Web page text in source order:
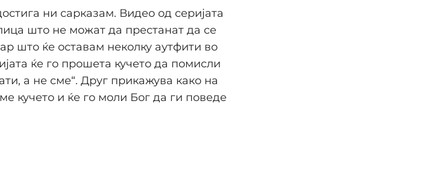
ни сарказам. Видео од серијата
што не можат да престанат да се
што ќе оставам неколку аутфити во
ќе го прошета кучето да помисли
а не сме“. Друг прикажува како на
кучето и ќе го моли Бог да ги поведе